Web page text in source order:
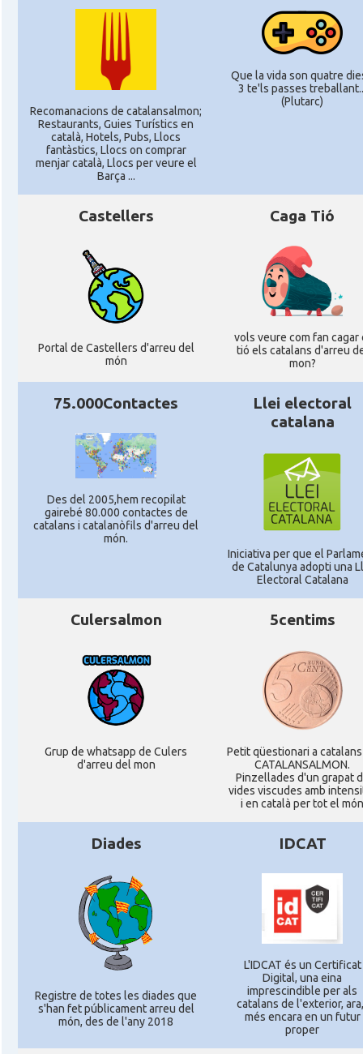
Recomanacions de catalansalmon;
Restaurants, Guies Turístics en
català, Hotels, Pubs, Llocs
fantàstics, Llocs on comprar
menjar català, Llocs per veure el
Barça ...
Que la vida son quatre
3 te'ls passes
(Plutarc)
Castellers
Portal de Castellers d'arreu del
món
Caga Tió
vols veure com fan cagar
tió els catalans d'arreu
mon?
75.000Contactes
Des del 2005,hem recopilat
gairebé 80.000 contactes de
catalans i catalanòfils d'arreu del
món.
Llei electoral
catalana
Iniciativa per que el
de Catalunya adopti una
Electoral Catalana
Culersalmon
Grup de whatsapp de Culers
d'arreu del mon
5centims
Petit qüestionari a
CATALANSALMON.
Pinzellades d'un grapat
vides viscudes amb
i en català per tot el món
Diades
Registre de totes les diades que
s'han fet públicament arreu del
món, des de l'any 2018
IDCAT
L'IDCAT és un Certificat
Digital, una eina
imprescindible per als
catalans de l'exterior,
més encara en un futur
proper